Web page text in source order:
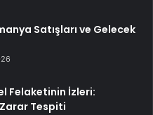
Satışları ve Gelecek
Felaketinin İzleri:
Tespiti